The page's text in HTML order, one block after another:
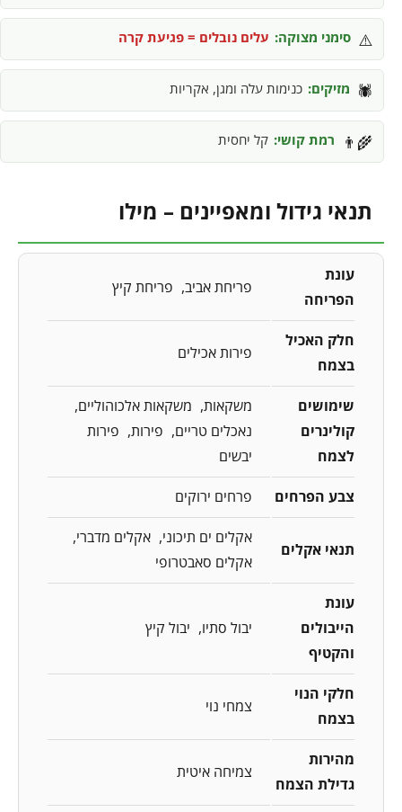
⚠️ סימני מצוקה: עלים נובלים = פגיעת קרה
🕷️ מזיקים: כנימות עלה ומגן, אקריות
👨‍🌾 רמת קושי: קל יחסית
תנאי גידול ומאפיינים – מילו
עונת
הפריחה
פריחת אביב פריחת קיץ
חלק האכיל
בצמח
פירות אכילים
שימושים
קולינרים
לצמח
משקאות
משקאות אלכוהוליים
נאכלים טריים
פירות
פירות
יבשים
צבע הפרחים פרחים ירוקים
תנאי אקלים
אקלים ים תיכוני
אקלים מדברי
אקלים סאבטרופי
עונת
הייבולים
והקטיף
יבול סתיו יבול קיץ
חלקי הנוי
בצמח
צמחי נוי
מהירות
גדילת הצמח
צמיחה איטית